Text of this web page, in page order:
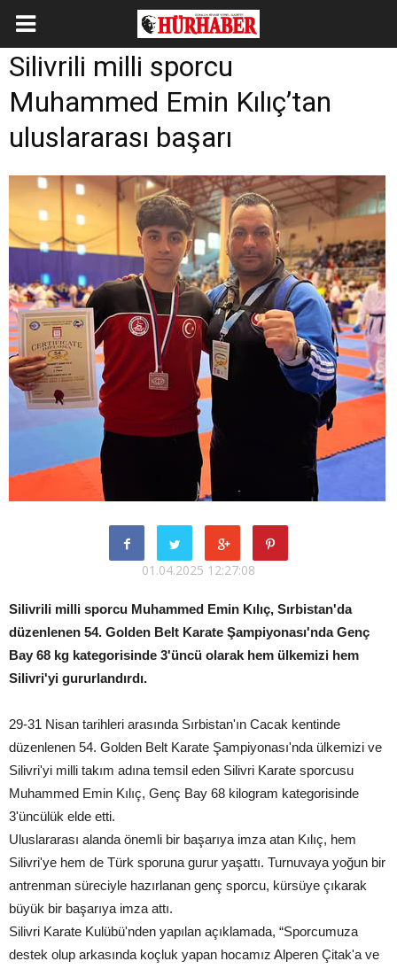
Silivrili milli sporcu
Muhammed Emin Kılıç’tan
uluslararası başarı
01.04.2025 12:27:08
Silivrili milli sporcu Muhammed Emin Kılıç, Sırbistan'da
düzenlenen 54. Golden Belt Karate Şampiyonası'nda Genç
Bay 68 kg kategorisinde 3'üncü olarak hem ülkemizi hem
Silivri'yi gururlandırdı.
29-31 Nisan tarihleri arasında Sırbistan'ın Cacak kentinde
düzenlenen 54. Golden Belt Karate Şampiyonası'nda ülkemizi ve
Silivri'yi milli takım adına temsil eden Silivri Karate sporcusu
Muhammed Emin Kılıç, Genç Bay 68 kilogram kategorisinde
3'üncülük elde etti.
Uluslararası alanda önemli bir başarıya imza atan Kılıç, hem
Silivri'ye hem de Türk sporuna gurur yaşattı. Turnuvaya yoğun bir
antrenman süreciyle hazırlanan genç sporcu, kürsüye çıkarak
büyük bir başarıya imza attı.
Silivri Karate Kulübü'nden yapılan açıklamada, “Sporcumuza
destek olup arkasında koçluk yapan hocamız Alperen Çitak'a ve